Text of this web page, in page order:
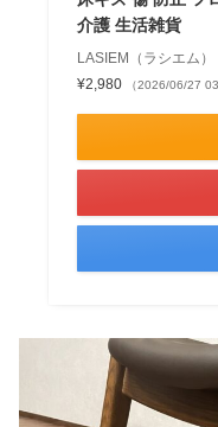
介護 生活雑貨
LASIEM（ラシエム）
¥2,980
（2026/06/27